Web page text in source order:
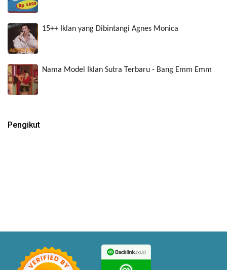
15++ Iklan yang Dibintangi Agnes Monica
Nama Model Iklan Sutra Terbaru - Bang Emm Emm
Pengikut